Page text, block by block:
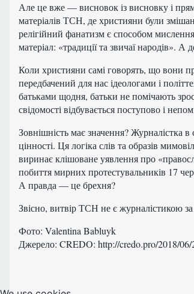
Але це вже — висновок із висновку і
матеріалів ТСН, де християни були
релігійний фанатизм є способом
матеріал: «традиції та звичаї народів».
Коли християни самі говорять, що вони
передбачений для нас ідеологами і
батьками щодня, батьки не помічають
свідомості відбувається поступово і
Зовнішність має значення? Журналістка
цінності. Ця логіка слів та образів
виринає клішоване уявлення про
побиття мирних протестувальників 17
А правда — це брехня?
Звісно, витвір ТСН не є журналістикою за
Фото: Valentina Babluyk
Джерело: CREDO: http://credo.pro/2018/06/